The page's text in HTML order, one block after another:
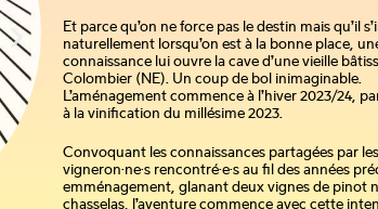
Et parce qu’on ne force pas le destin mais qu’il
naturellement lorsqu’on est à la bonne place,
connaissance lui ouvre la cave d’une vieille
Colombier (NE). Un coup de bol inimaginable.
L’aménagement commence à l’hiver 2023/24,
à la vinification du millésime 2023.
Convoquant les connaissances partagées par les
vigneron·ne·s rencontré·e·s au fil des années
emménagement, glanant deux vignes de pinot